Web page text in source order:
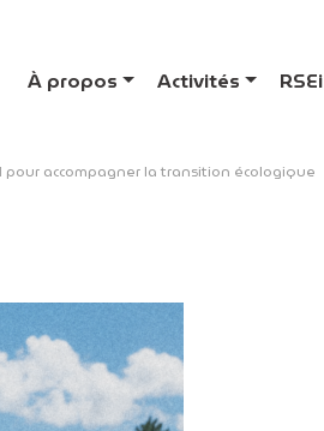
À propos Activités RSEi
pour accompagner la transition écologique